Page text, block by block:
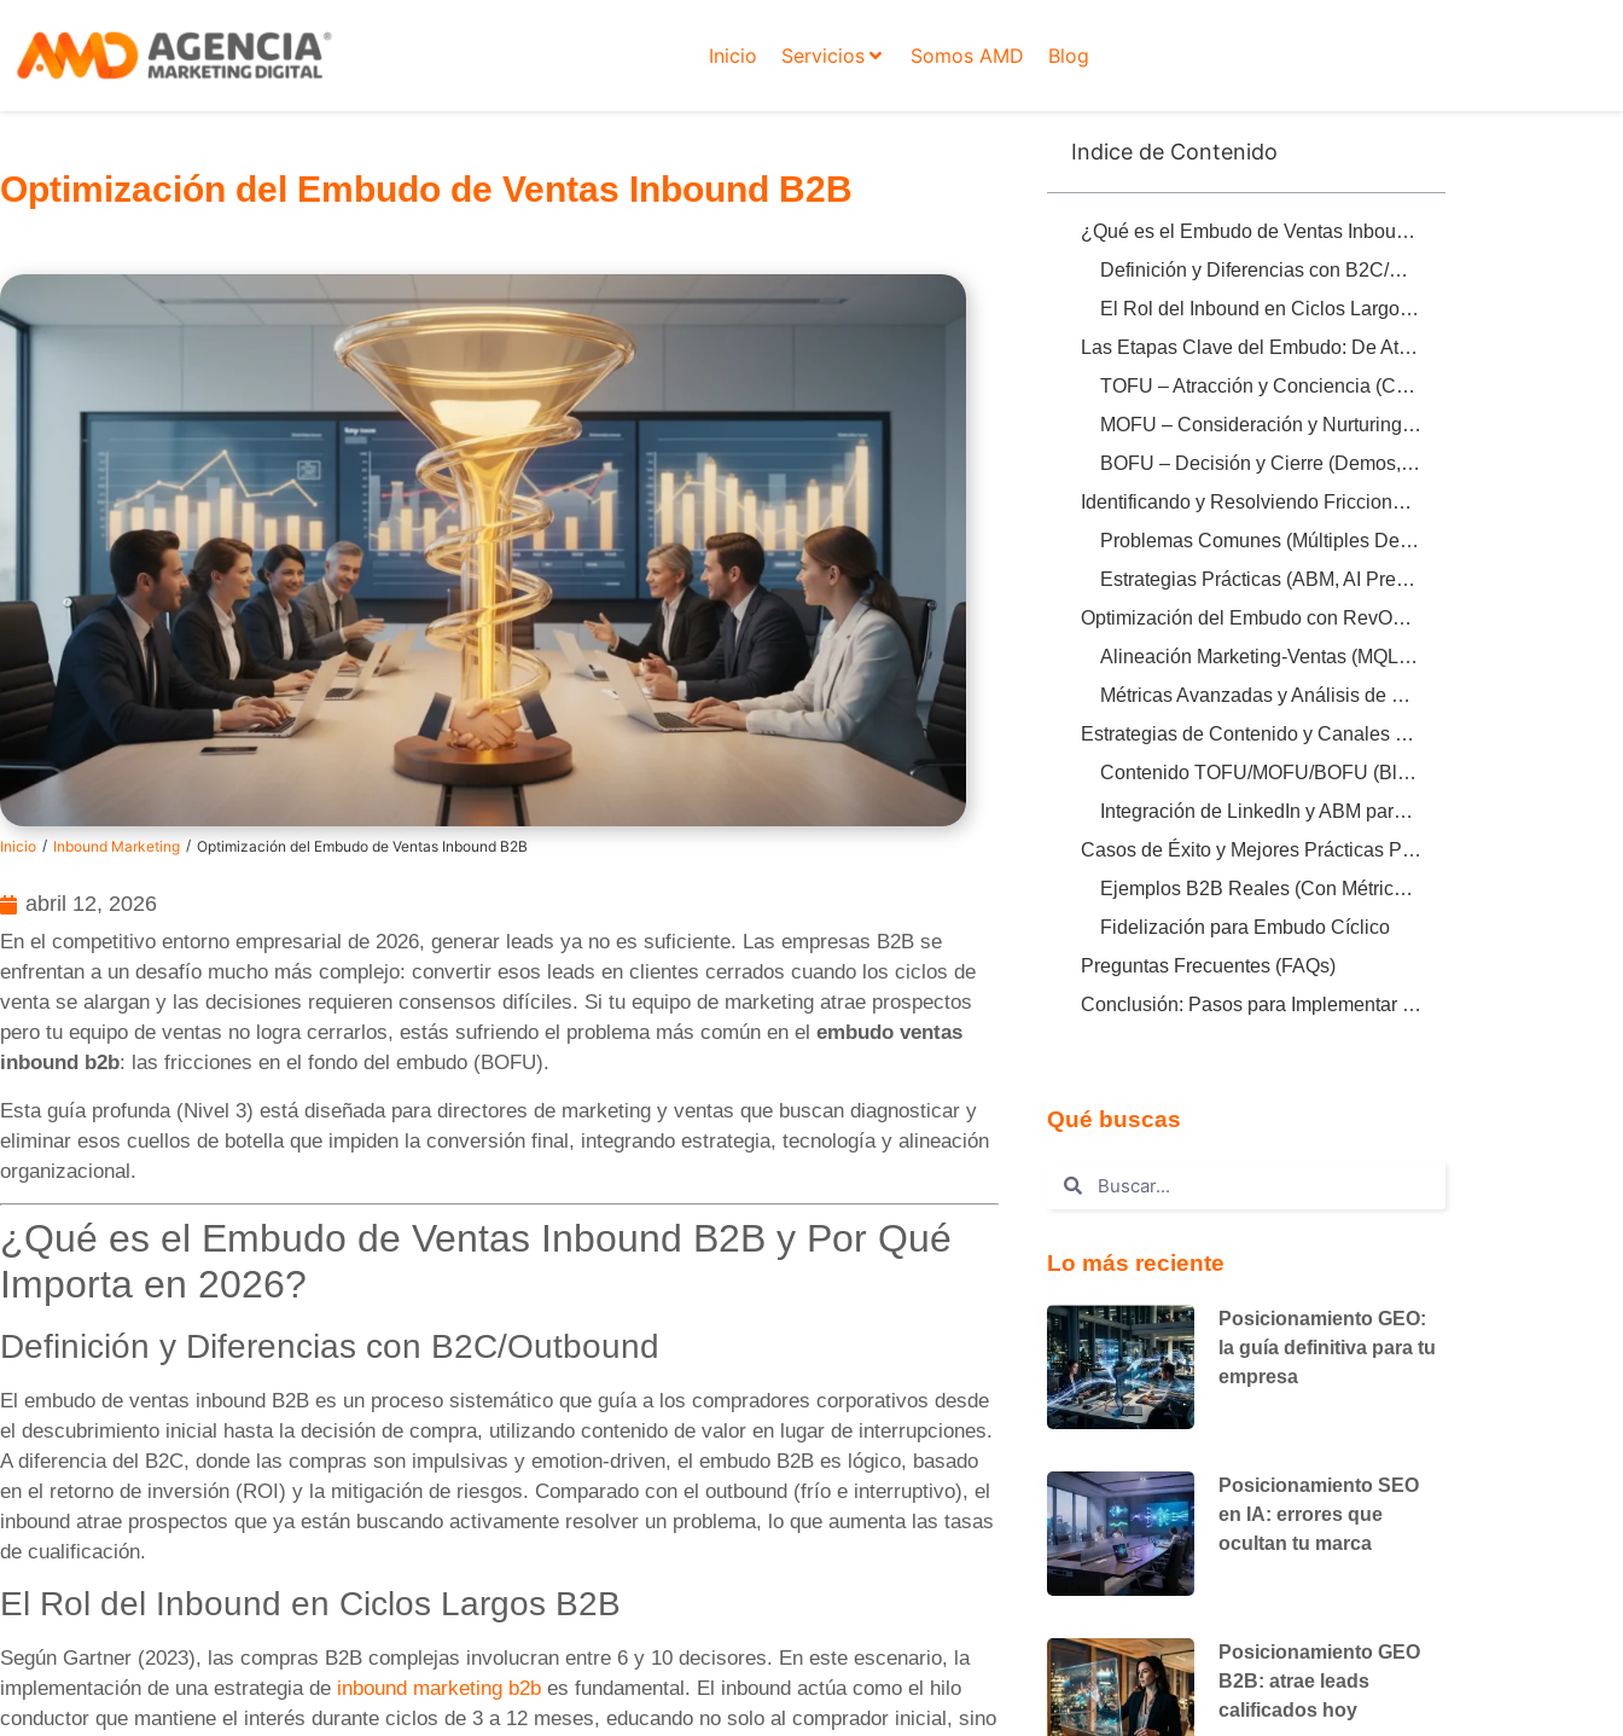
Inicio Servicios Somos AMD Blog
Optimización del Embudo de Ventas Inbound B2B
Inicio / Inbound Marketing / Optimización del Embudo de Ventas Inbound B2B
abril 12, 2026
En el competitivo entorno empresarial de 2026, generar leads ya no es suficiente. Las empresas B2B se
enfrentan a un desafío mucho más complejo: convertir esos leads en clientes cerrados cuando los ciclos de
venta se alargan y las decisiones requieren consensos difíciles. Si tu equipo de marketing atrae prospectos
pero tu equipo de ventas no logra cerrarlos, estás sufriendo el problema más común en el embudo ventas
inbound b2b: las fricciones en el fondo del embudo (BOFU).
Esta guía profunda (Nivel 3) está diseñada para directores de marketing y ventas que buscan diagnosticar y
eliminar esos cuellos de botella que impiden la conversión final, integrando estrategia, tecnología y alineación
organizacional.
¿Qué es el Embudo de Ventas Inbound B2B y Por Qué
Importa en 2026?
Definición y Diferencias con B2C/Outbound
El embudo de ventas inbound B2B es un proceso sistemático que guía a los compradores corporativos desde
el descubrimiento inicial hasta la decisión de compra, utilizando contenido de valor en lugar de interrupciones.
A diferencia del B2C, donde las compras son impulsivas y emotion-driven, el embudo B2B es lógico, basado
en el retorno de inversión (ROI) y la mitigación de riesgos. Comparado con el outbound (frío e interruptivo), el
inbound atrae prospectos que ya están buscando activamente resolver un problema, lo que aumenta las tasas
de cualificación.
El Rol del Inbound en Ciclos Largos B2B
Según Gartner (2023), las compras B2B complejas involucran entre 6 y 10 decisores. En este escenario, la
implementación de una estrategia de inbound marketing b2b es fundamental. El inbound actúa como el hilo
conductor que mantiene el interés durante ciclos de 3 a 12 meses, educando no solo al comprador inicial, sino
Indice de Contenido
¿Qué es el Embudo de Ventas Inbound B2B y Por Qué Importa en 2026?
Definición y Diferencias con B2C/Outbound
El Rol del Inbound en Ciclos Largos B2B
Las Etapas Clave del Embudo: De Atracción a Cierre
TOFU – Atracción y Conciencia (Contenido Educativo y SEO)
MOFU – Consideración y Nurturing (Lead Scoring y Email)
BOFU – Decisión y Cierre (Demos, ROI y Objeciones)
Identificando y Resolviendo Fricciones en el Cierre B2B
Problemas Comunes (Múltiples Decisores, Retrasos ROI)
Estrategias Prácticas (ABM, AI Predictiva, Checklists)
Optimización del Embudo con RevOps y Herramientas
Alineación Marketing-Ventas (MQL/SQL, SLAs)
Métricas Avanzadas y Análisis de Fugas
Estrategias de Contenido y Canales para Cada Etapa
Contenido TOFU/MOFU/BOFU (Blogs, Webinars, Casos)
Integración de LinkedIn y ABM para Cierres Eficientes
Casos de Éxito y Mejores Prácticas Post-Venta
Ejemplos B2B Reales (Con Métricas ROI)
Fidelización para Embudo Cíclico
Preguntas Frecuentes (FAQs)
Conclusión: Pasos para Implementar Tu Embudo Optimizado
Qué buscas
Lo más reciente
Posicionamiento GEO:
la guía definitiva para tu
empresa
Posicionamiento SEO
en IA: errores que
ocultan tu marca
Posicionamiento GEO
B2B: atrae leads
calificados hoy